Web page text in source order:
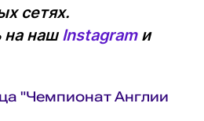
сетях.
на нашInstagramи
"Чемпионат Англии